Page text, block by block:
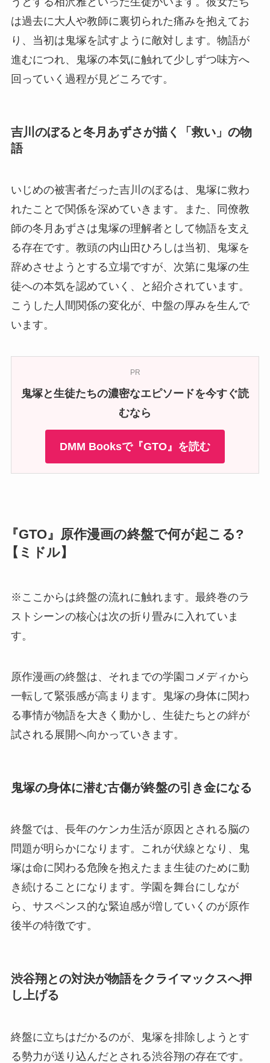
は過去に大人や教師に裏切られた痛みを抱えてお
り、当初は鬼塚を試すように敵対します。物語が
進むにつれ、鬼塚の本気に触れて少しずつ味方へ
回っていく過程が見どころです。
吉川のぼると冬月あずさが描く「救い」の物
語
いじめの被害者だった吉川のぼるは、鬼塚に救わ
れたことで関係を深めていきます。また、同僚教
師の冬月あずさは鬼塚の理解者として物語を支え
る存在です。教頭の内山田ひろしは当初、鬼塚を
辞めさせようとする立場ですが、次第に鬼塚の生
徒への本気を認めていく、と紹介されています。
こうした人間関係の変化が、中盤の厚みを生んで
います。
PR
鬼塚と生徒たちの濃密なエピソードを今すぐ読
むなら
DMM Booksで『GTO』を読む
『GTO』原作漫画の終盤で何が起こる?
【ミドル】
※ここからは終盤の流れに触れます。最終巻のラ
ストシーンの核心は次の折り畳みに入れていま
す。
原作漫画の終盤は、それまでの学園コメディから
一転して緊張感が高まります。鬼塚の身体に関わ
る事情が物語を大きく動かし、生徒たちとの絆が
試される展開へ向かっていきます。
鬼塚の身体に潜む古傷が終盤の引き金になる
終盤では、長年のケンカ生活が原因とされる脳の
問題が明らかになります。これが伏線となり、鬼
塚は命に関わる危険を抱えたまま生徒のために動
き続けることになります。学園を舞台にしなが
ら、サスペンス的な緊迫感が増していくのが原作
後半の特徴です。
渋谷翔との対決が物語をクライマックスへ押
し上げる
終盤に立ちはだかるのが、鬼塚を排除しようとす
る勢力が送り込んだとされる渋谷翔の存在です。